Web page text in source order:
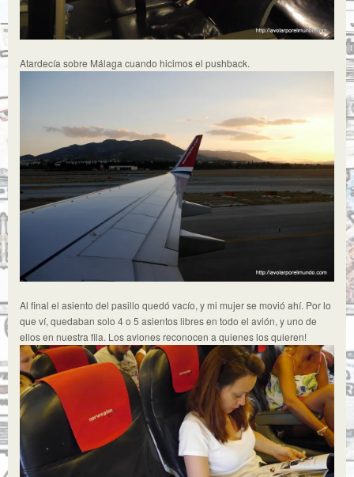
Atardecía sobre Málaga cuando hicimos el pushback.
Al final el asiento del pasillo quedó vacío, y mi mujer se movió ahí. Por lo
que ví, quedaban solo 4 o 5 asientos libres en todo el avión, y uno de
ellos en nuestra fila. Los aviones reconocen a quienes los quieren!